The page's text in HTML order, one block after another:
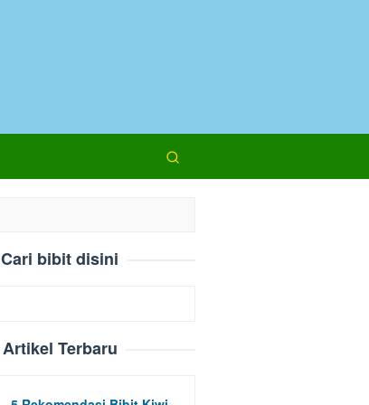
Cari bibit disini
Artikel Terbaru